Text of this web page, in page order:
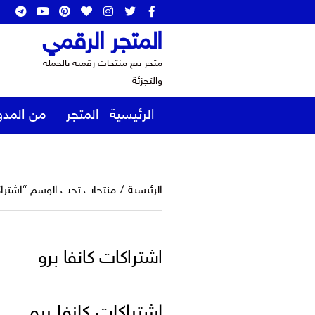
المتجر الرقمي
متجر بيع منتجات رقمية بالجملة
والتجزئة
الرئيسية المتجر من
الرئيسية / منتجات تحت الوسم
اشتراكات كانفا برو